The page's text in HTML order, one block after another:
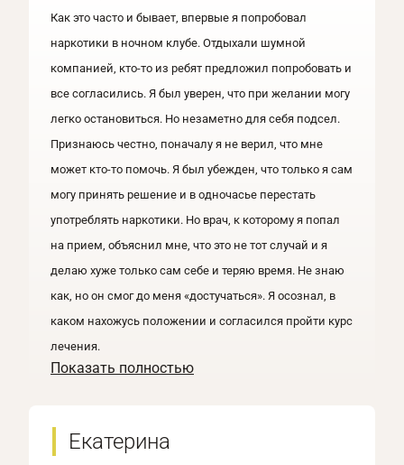
Как это часто и бывает, впервые я попробовал
наркотики в ночном клубе. Отдыхали шумной
компанией, кто-то из ребят предложил попробовать и
все согласились. Я был уверен, что при желании могу
легко остановиться. Но незаметно для себя подсел.
Признаюсь честно, поначалу я не верил, что мне
может кто-то помочь. Я был убежден, что только я сам
могу принять решение и в одночасье перестать
употреблять наркотики. Но врач, к которому я попал
на прием, объяснил мне, что это не тот случай и я
делаю хуже только сам себе и теряю время. Не знаю
как, но он смог до меня «достучаться». Я осознал, в
каком нахожусь положении и согласился пройти курс
лечения.
Показать полностью
Екатерина